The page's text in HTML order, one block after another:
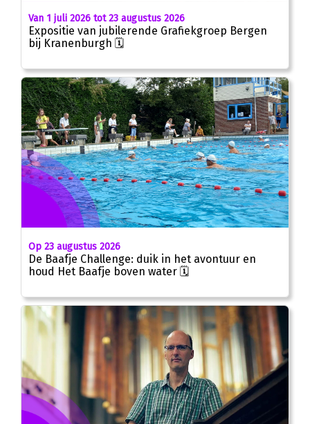
Van 1 juli 2026 tot 23 augustus 2026
Expositie van jubilerende Grafiekgroep Bergen
bij Kranenburgh 🗓
Op 23 augustus 2026
De Baafje Challenge: duik in het avontuur en
houd Het Baafje boven water 🗓